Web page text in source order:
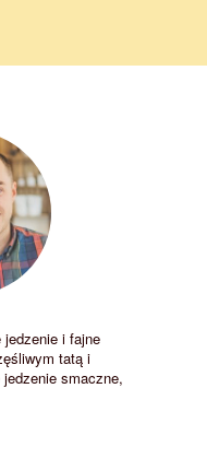
jedzenie i fajne
tatą i
smaczne,